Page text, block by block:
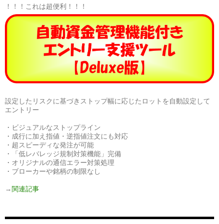
！！！これは超便利！！！
設定したリスクに基づきストップ幅に応じたロットを自動設定して
エントリー
・ビジュアルなストップライン
・成行に加え指値・逆指値注文にも対応
・超スピーディな発注が可能
・「低レバレッジ規制対策機能」完備
・オリジナルの通信エラー対策処理
・ブローカーや銘柄の制限なし
→ 関連記事